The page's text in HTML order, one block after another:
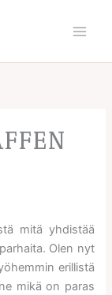
mitä yhdistää
Olen nyt
erillistä
mikä on paras